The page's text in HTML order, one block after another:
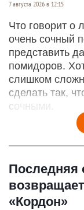
7 августа 2026 в 12:15
Что говорит о
очень сочный
представить
помидоров.
слишком
сделать так,
сочными.
Последняя
«Кордон»